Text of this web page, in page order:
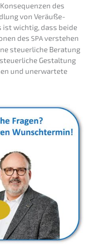
des
von Veräu­ße­
ist wichtig, dass beide
des SPAverste­hen
steuer­li­che Beratung
Gestal­tung
und unerwar­te­te